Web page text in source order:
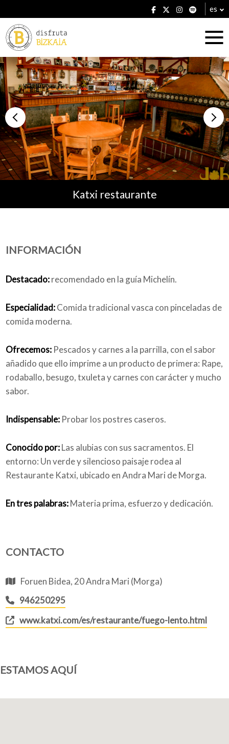
es
Alojamientos
Restaurantes
Planes
Blog
Añade tu negocio
Katxi restaurante
INFORMACIÓN
Destacado:recomendado en la guía Michelín.
Especialidad:Comida tradicional vasca con pinceladas de
comida moderna.
Ofrecemos: Pescados y carnes a la parrilla, con el sabor
añadido que ello imprime a un producto de primera: Rape,
rodaballo, besugo, txuleta y carnes con carácter y mucho
sabor.
Indispensable: Probar los postres caseros.
Conocido por:Las alubias con sus sacramentos. El
entorno: Un verde y silencioso paisaje rodea al
Restaurante Katxi, ubicado en Andra Mari de Morga.
En tres palabras:Materia prima, esfuerzo y dedicación.
CONTACTO
Foruen Bidea, 20 Andra Mari (Morga)
946250295
www.katxi.com/es/restaurante/fuego-lento.html
ESTAMOS AQUÍ